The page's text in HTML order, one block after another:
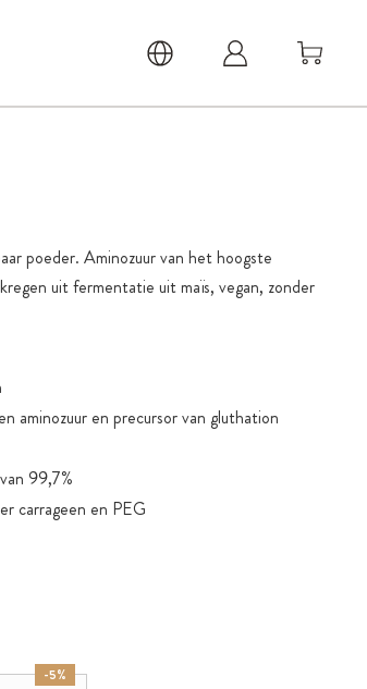
poeder. Aminozuur van het hoogste
uit fermentatie uit maïs, vegan, zonder
aminozuur en precursor van gluthation
99,7%
carrageen en PEG
-5%